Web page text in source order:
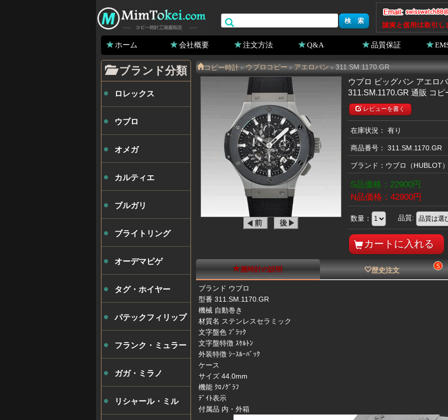
ホーム 会社概要 注文方法 Q&A 品質保証
コピー時計 > ウブロコピー > アエロバン > 311.SM.1170.GR
ウブロ ビッグバン アエロ
311.SM.1170.GR 通販 コピ
レビューを書く
在庫状況： 有り
商品番号： 311.SM.1170.GR
ブランド： ウブロ （HUBLOT
S品価格： 22900円
N品価格： 42900円
数量： 品質:
腕時計の説明 歴史注文 5
ブランド ウブロ
型番 311.SM.1170.GR
機械 自動巻き
材質名 ステンレスセラミック
文字盤色 ﾌﾞﾗｯｸ
文字盤特徴 ｽｹﾙﾄﾝ
外装特徴 ｼｰｽﾙｰﾊﾞｯｸ
ケース
サイズ 44.0mm
機能 ｸﾛﾉｸﾞﾗﾌ
ﾃﾞｲﾄ表示
付属品 内・外箱
ブランド分類
ロレックス
ウブロ
オメガ
カルティエ
ブルガリ
ブライトリング
オーデマピゲ
タグ・ホイヤー
パテックフィリップ
フランク・ミュラー
ガガ・ミラノ
リシャール・ミル